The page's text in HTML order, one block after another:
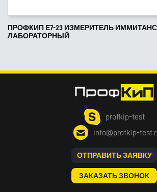
ПРОФКИП Е7-23 ИЗМЕРИТЕЛЬ ИММИТАНСА
ЛАБОРАТОРНЫЙ
profkip-test
info@profkip-
ОТПРАВИТЬ ЗАЯВКУ
ЗАКАЗАТЬ ЗВОНОК